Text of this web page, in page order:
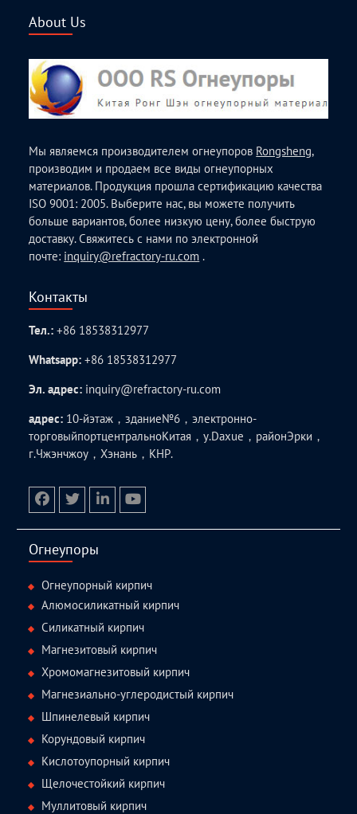
About Us
Мы являемся производителем огнеупоров Rongsheng,
производим и продаем все виды огнеупорных
материалов. Продукция прошла сертификацию качества
ISO 9001: 2005. Выберите нас, вы можете получить
больше вариантов, более низкую цену, более быструю
доставку. Свяжитесь с нами по электронной
почте: inquiry@refractory-ru.com .
Контакты
Тел.:+86 18538312977
Whatsapp:+86 18538312977
Эл. адрес: inquiry@refractory-ru.com
адрес: 10-йэтаж，здание№6，электронно-
торговыйпортцентральноКитая，у.Daxue，районЭрки，
г.Чжэнчжоу，Хэнань，КНР.
Огнеупоры
Огнеупорный кирпич
Алюмосиликатный кирпич
Силикатный кирпич
Магнезитовый кирпич
Хромомагнезитовый кирпич
Магнезиально-углеродистый кирпич
Шпинелевый кирпич
Корундовый кирпич
Кислотоупорный кирпич
Щелочестойкий кирпич
Муллитовый кирпич